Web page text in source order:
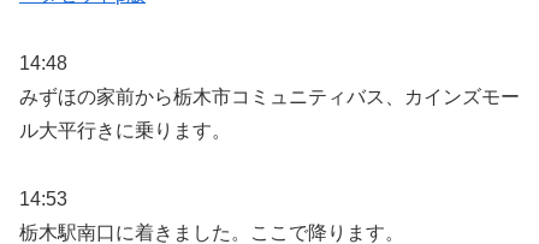
14:48
みずほの家前から栃木市コミュニティバス、カインズモー
ル大平行きに乗ります。
14:53
栃木駅南口に着きました。ここで降ります。